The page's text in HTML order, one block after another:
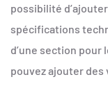
possibilité
spécifications
d’une section
pouvez ajouter des